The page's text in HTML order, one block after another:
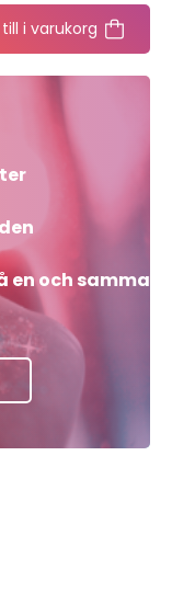
i varukorg
en och samma
och få en